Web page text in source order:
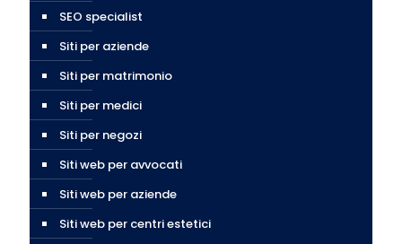
SEO specialist
Siti per aziende
Siti per matrimonio
Siti per medici
Siti per negozi
Siti web per avvocati
Siti web per aziende
Siti web per centri estetici